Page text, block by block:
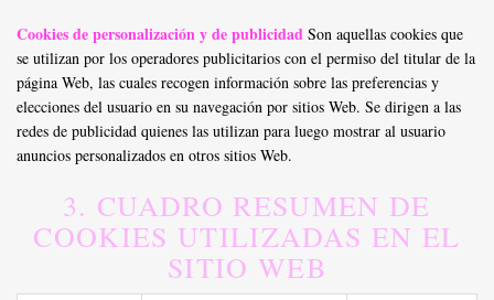
Cookies de personalización y de publicidad Son aquellas cookies que
se utilizan por los operadores publicitarios con el permiso del titular de la
página Web, las cuales recogen información sobre las preferencias y
elecciones del usuario en su navegación por sitios Web. Se dirigen a las
redes de publicidad quienes las utilizan para luego mostrar al usuario
anuncios personalizados en otros sitios Web.
3. CUADRO RESUMEN DE
COOKIES UTILIZADAS EN EL
SITIO WEB